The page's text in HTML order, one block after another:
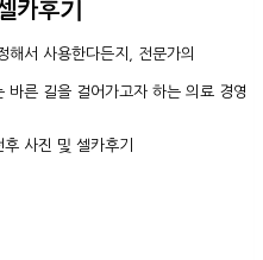
카후기
해서 사용한다든지, 전문가의
바른 길을 걸어가고자 하는 의료 경영